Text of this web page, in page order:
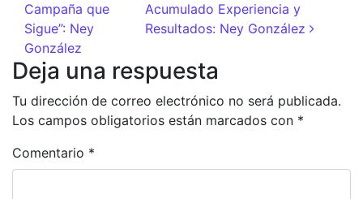
Campaña que
Sigue”: Ney
González
Acumulado Experiencia y
Resultados: Ney González
Deja una respuesta
Tu dirección de correo electrónico no será publicada.
Los campos obligatorios están marcados con *
Comentario *